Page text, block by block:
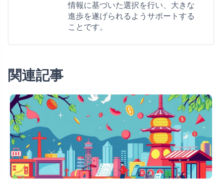
情報に基づいた選択を行い、大きな
進歩を遂げられるようサポートする
ことです。
関連記事